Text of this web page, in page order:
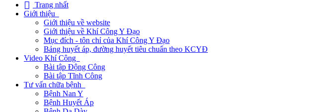
Trang nhất
Giới thiệu
Giới thiệu về website
Giới thiệu về Khí Công Y Đạo
Mục đích - tôn chỉ của Khí Công Y Đạo
Bảng huyết áp, đường huyết tiêu chuẩn theo KCYĐ
Video Khí Công
Bài tập Động Công
Bài tập Tĩnh Công
Tư vấn chữa bệnh
Bệnh Nan Y
Bệnh Huyết Áp